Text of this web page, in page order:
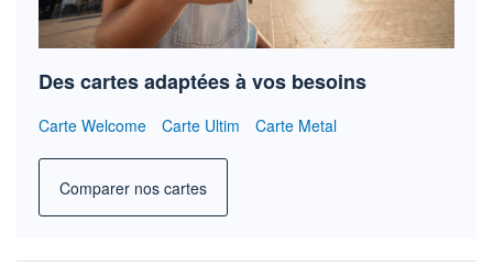
Des cartes adaptées à vos besoins
Carte Welcome Carte Ultim Carte Metal
Comparer nos cartes